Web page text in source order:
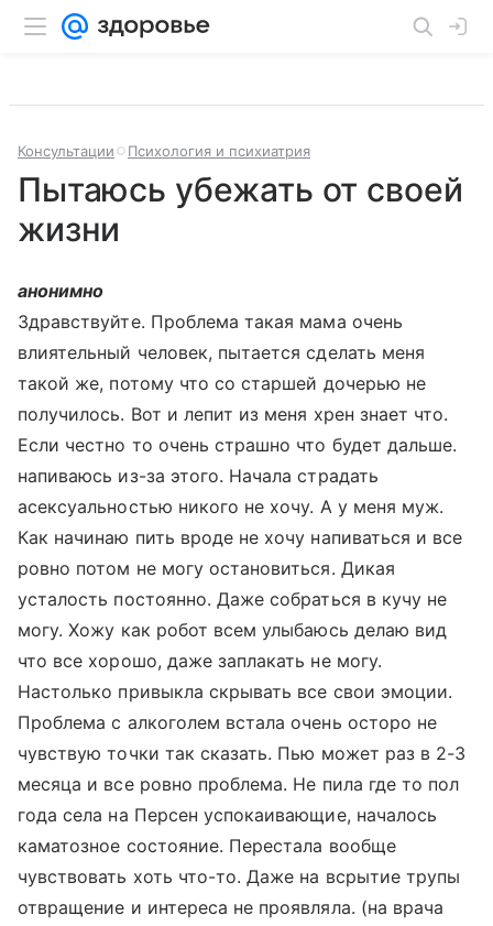
Консультации Психология и психиатрия
Пытаюсь убежать от своей
жизни
анонимно
Здравствуйте. Проблема такая мама очень
влиятельный человек, пытается сделать меня
такой же, потому что со старшей дочерью не
получилось. Вот и лепит из меня хрен знает что.
Если честно то очень страшно что будет дальше.
напиваюсь из-за этого. Начала страдать
асексуальностью никого не хочу. А у меня муж.
Как начинаю пить вроде не хочу напиваться и все
ровно потом не могу остановиться. Дикая
усталость постоянно. Даже собраться в кучу не
могу. Хожу как робот всем улыбаюсь делаю вид
что все хорошо, даже заплакать не могу.
Настолько привыкла скрывать все свои эмоции.
Проблема с алкоголем встала очень осторо не
чувствую точки так сказать. Пью может раз в 2-3
месяца и все ровно проблема. Не пила где то пол
года села на Персен успокаивающие, началось
каматозное состояние. Перестала вообще
чувствовать хоть что-то. Даже на всрытие трупы
отвращение и интереса не проявляла. (на врача